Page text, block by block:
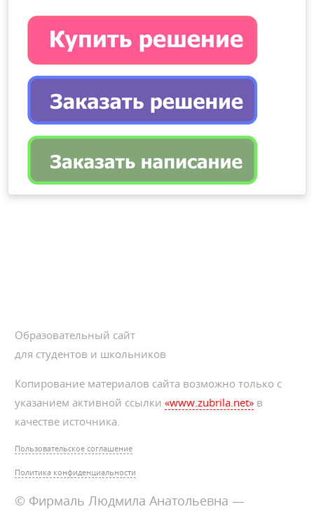
Образовательный сайт
для студентов и школьников
Копирование материалов сайта возможно только с
указанием активной ссылки«www.zubrila.net» в
качестве источника.
Пользовательское соглашение
Политика конфиденциальности
© Фирмаль Людмила Анатольевна —